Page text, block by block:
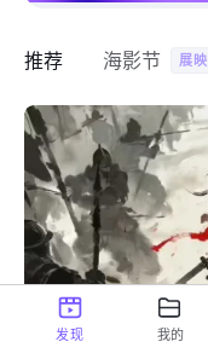
推荐 海影节 展映
发现 我的